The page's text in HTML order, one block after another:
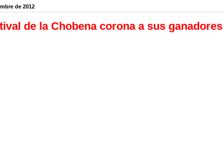
de 2012
de la Chobena corona a sus ganadores